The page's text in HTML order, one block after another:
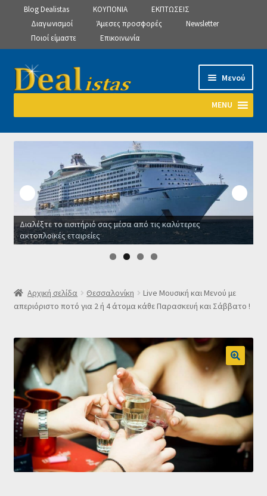
Blog Dealistas ΚΟΥΠΟΝΙΑ
ΕΚΠΤΩΣΕΙΣ
Διαγωνισμοί
Άμεσες προσφορές
Newsletter
Ποιοί είμαστε
Επικοινωνία
Απευθείας
μετάβαση
πλοήγηση
Μετάβαση
σε
Μενού
MENU
Αρχική
Manage Subscriptions
Manage Subscriptions
Manage Subscriptions
SLIDER
Δελτίο νέων
Επιβεβαίωση εγγραφής στο Newsletter του Dealistas.gr
Επικοινωνία
Καλάθι
Διαλέξτε το εισιτήριό σας μέσα από τις καλύτερες
ακτοπλοϊκές εταιρείες
Οι
Αρχική σελίδα Θεσσαλονίκη
Live Μουσική και Μενού με
απεριόριστο ποτό για 2 ή 4 άτομα κάθε Παρασκευή και Σάββατο !